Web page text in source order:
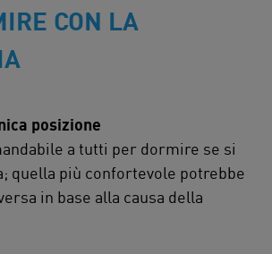
CON LA
posizione
a tutti per dormire se si
quella più confortevole potrebbe
in base alla causa della